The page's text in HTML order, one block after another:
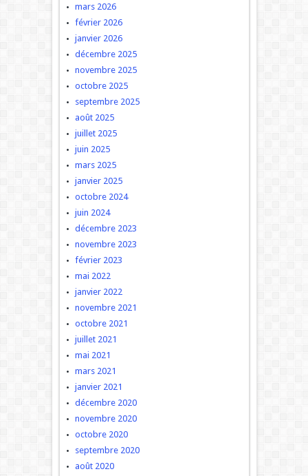
mars 2026
février 2026
janvier 2026
décembre 2025
novembre 2025
octobre 2025
septembre 2025
août 2025
juillet 2025
juin 2025
mars 2025
janvier 2025
octobre 2024
juin 2024
décembre 2023
novembre 2023
février 2023
mai 2022
janvier 2022
novembre 2021
octobre 2021
juillet 2021
mai 2021
mars 2021
janvier 2021
décembre 2020
novembre 2020
octobre 2020
septembre 2020
août 2020